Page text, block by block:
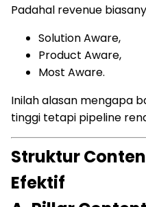
Padahal revenue
Solution Aware,
Product Aware,
Most Aware.
Inilah alasan mengapa
tinggi tetapi pipeline
Struktur
Efektif